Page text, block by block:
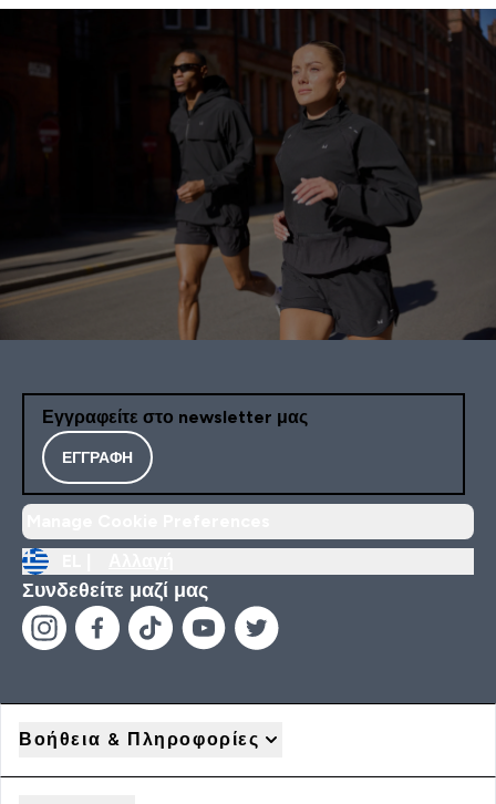
Εγγραφείτε στο newsletter μας
ΕΓΓΡΑΦΉ
Συνδεθείτε μαζί μας
Βοήθεια & Πληροφορίες